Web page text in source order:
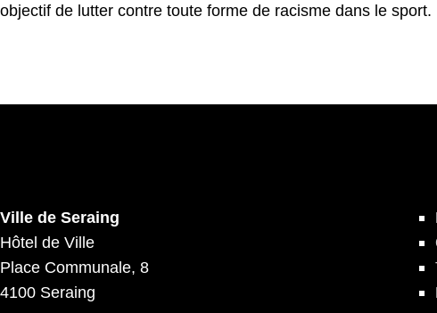
objectif de lutter contre toute forme de racisme dans le sport.
Ville de Seraing
Hôtel de Ville
Place Communale, 8
4100 Seraing